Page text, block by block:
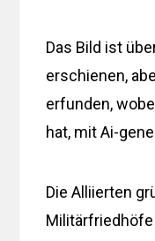
Das Bild ist
erschienen,
erfunden,
hat, mit Ai-
Die Alliierten
Militärfriedhöfe